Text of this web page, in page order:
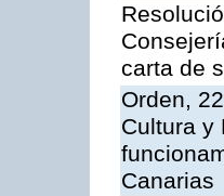
carta de
Orden,
Cultura y
Canarias